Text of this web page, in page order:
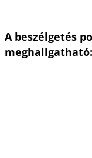
A beszélgetés
meghallgatható: